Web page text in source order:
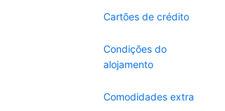
Cartões de crédito
Condições do
alojamento
Comodidades extra